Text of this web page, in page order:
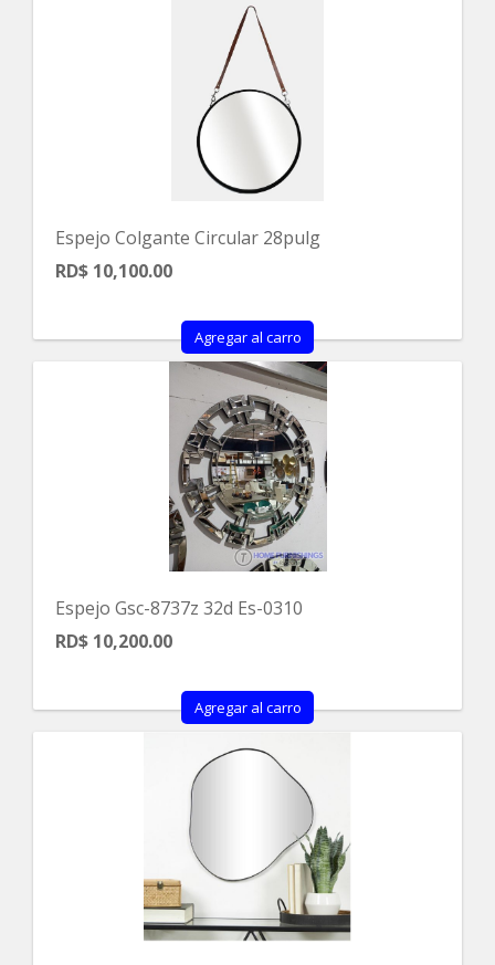
Espejo Colgante Circular 28pulg
RD$ 10,100.00
Agregar al carro
Espejo Gsc-8737z 32d Es-0310
RD$ 10,200.00
Agregar al carro